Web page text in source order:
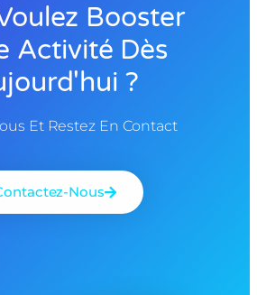
Booster
Activité Dès
?
Et Restez En Contact
Nous